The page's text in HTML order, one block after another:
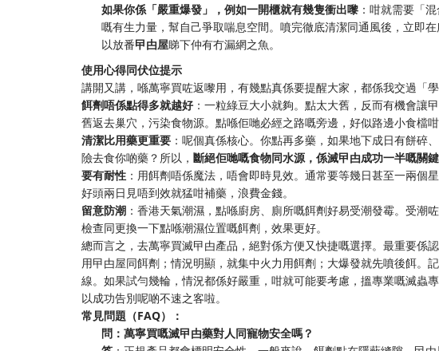
如果你係「嚴重爆發」，例如一開櫃就有幾隻衝出嚟 ：咁就需要「
嘅有生力量，幫自己爭取喘息空間。噴完徹底清潔同通風後，立即
以放番曱甴屋睇下仲有冇漏網之魚。
使用心得同伏位提示
講開又講，喺萬寧買咗返嚟用，有幾點真係要提醒大家，都係我交過「學
餌劑唔係點得多就越好 ：一粒綠豆大小就夠。點太大舊，反而有機會讓
舊返去巢穴，污染食物源。點喺佢哋必經之路嘅旁邊，好似路邊小食檔咁
清潔比用藥更重要 ：呢個真係核心。你點再多藥，如果地下成日有餅碎
險去食你啲藥？所以， 斷絕佢哋嘅食物同水源，係滅曱甴成功一半嘅關鍵
要有耐性 ：用餌劑唔係魔法，唔會即時見效。通常要等幾日甚至一兩
好頭兩日見唔到效就猛咁補藥，浪費金錢。
留意防潮 ：香港天氣潮濕，點喺廚房、廁所嘅餌劑好易受潮發霉。受潮
檢查同更換一下點喺潮濕位置嘅餌劑，效果更好。
總而言之，去萬寧買滅曱甴產品，絕對係方便又快捷嘅選擇。最重要係
用曱甴屋同餌劑；情況明顯，就集中火力用餌劑；大爆發就先噴後餌。
線。如果試勻幾輪，情況都係好嚴重，咁就可能要考慮，搵專業嘅滅蟲
以成功告別呢啲不速之客啦。
常見問題（FAQ）：
問：萬寧買嘅滅曱甴藥對人同寵物安全嗎？